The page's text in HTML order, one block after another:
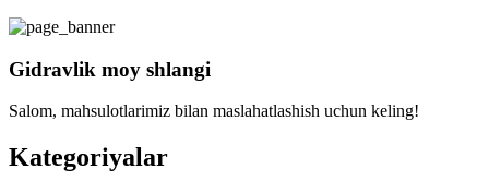
Gidravlik moy shlangi
Salom, mahsulotlarimiz bilan maslahatlashish uchun keling!
Kategoriyalar